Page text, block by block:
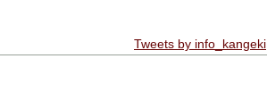
Tweets by info_kangeki